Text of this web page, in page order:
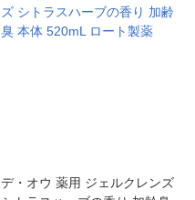
デ・オウ 薬用 ジェルクレンズ